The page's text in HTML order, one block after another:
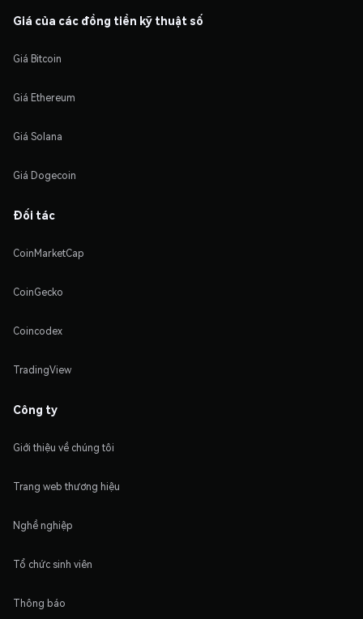
Giá của các đồng tiền kỹ thuật số
Giá Bitcoin
Giá Ethereum
Giá Solana
Giá Dogecoin
Đối tác
CoinMarketCap
CoinGecko
Coincodex
TradingView
Công ty
Giới thiệu về chúng tôi
Trang web thương hiệu
Nghề nghiệp
Tổ chức sinh viên
Thông báo